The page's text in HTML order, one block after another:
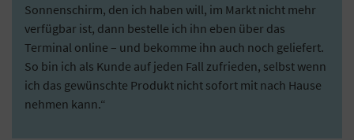
Sonnenschirm, den ich haben will, im Markt nicht mehr
verfügbar ist, dann bestelle ich ihn eben über das
Terminal online – und bekomme ihn auch noch geliefert.
So bin ich als Kunde auf jeden Fall zufrieden, selbst wenn
ich das gewünschte Produkt nicht sofort mit nach Hause
nehmen kann.“